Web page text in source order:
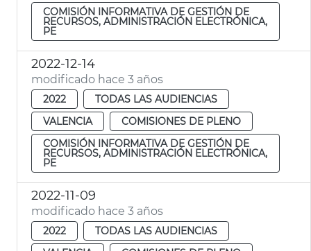
COMISIÓN INFORMATIVA DE GESTIÓN DE
RECURSOS, ADMINISTRACIÓN ELECTRÓNICA,
PE
2022-12-14
modificado hace 3 años
2022
TODAS LAS AUDIENCIAS
VALENCIA
COMISIONES DE PLENO
COMISIÓN INFORMATIVA DE GESTIÓN DE
RECURSOS, ADMINISTRACIÓN ELECTRÓNICA,
PE
2022-11-09
modificado hace 3 años
2022
TODAS LAS AUDIENCIAS